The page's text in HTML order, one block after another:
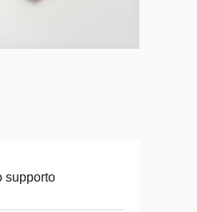
supporto